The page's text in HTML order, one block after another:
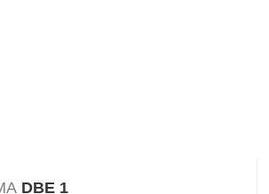
DBE 1